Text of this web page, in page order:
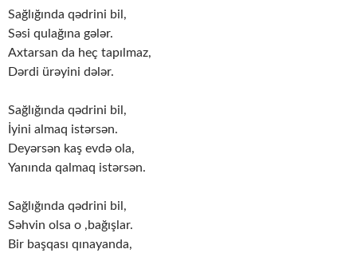
Sağlığında qədrini bil,
Səsi qulağına gələr.
Axtarsan da heç tapılmaz,
Dərdi ürəyini dələr.
Sağlığında qədrini bil,
İyini almaq istərsən.
Deyərsən kaş evdə ola,
Yanında qalmaq istərsən.
Sağlığında qədrini bil,
Səhvin olsa o ,bağışlar.
Bir başqası qınayanda,